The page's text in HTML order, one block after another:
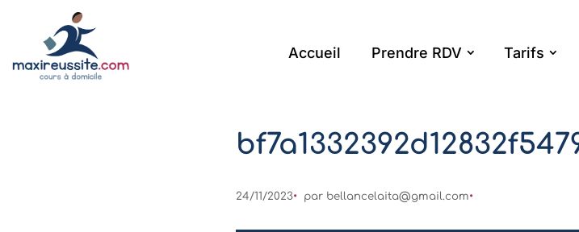
Accueil Prendre RDV Tarifs
24/11/2023 par bellancelaita@gmail.com